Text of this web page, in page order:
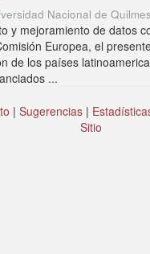
Nacional de Quilmes
y mejoramiento de datos
Europea, el
de los países
...
| Sugerencias |
Sitio